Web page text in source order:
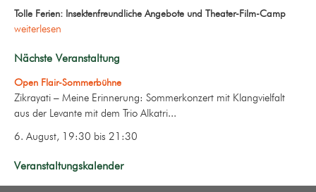
Tolle Ferien: Insektenfreundliche Angebote und Theater-Film-Camp
weiterlesen
Nächste Veranstaltung
Open Flair-Sommerbühne
Zikrayati – Meine Erinnerung: Sommerkonzert mit Klangvielfalt
aus der Levante mit dem Trio Alkatri...
6. August, 19:30 bis 21:30
Veranstaltungskalender